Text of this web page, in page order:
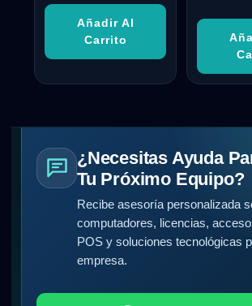
Añadir Al
Carrito
¿Necesitas Ayuda
Tu Próximo Equipo?
Recibe asesoría personalizada
computadores, licencias,
POS y soluciones tecnológicas
empresa.